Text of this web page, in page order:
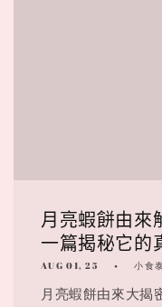
月亮蝦餅由來
一篇揭秘它的
AUG 01, 25 小食
月亮蝦餅由來大揭